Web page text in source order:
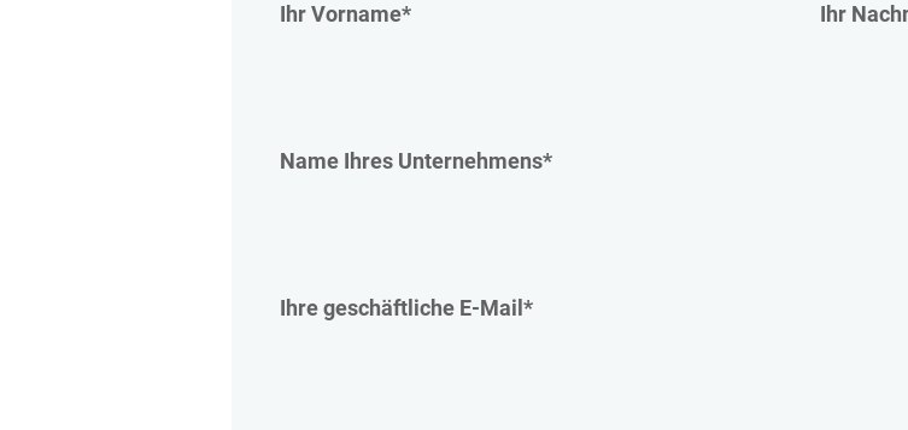
Ihr Vorname* Ihr
Name Ihres Unternehmens*
Ihre geschäftliche E-Mail *